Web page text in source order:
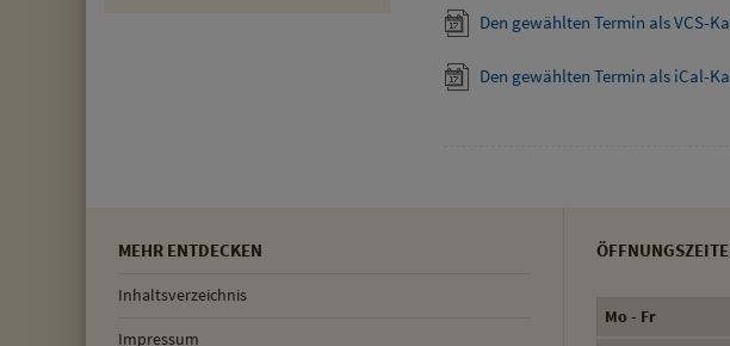
Den gewählten Termin als VCS-
Den gewählten Termin als iCal-
MEHR ENTDECKEN
Inhaltsverzeichnis
Impressum
Mo - Fr